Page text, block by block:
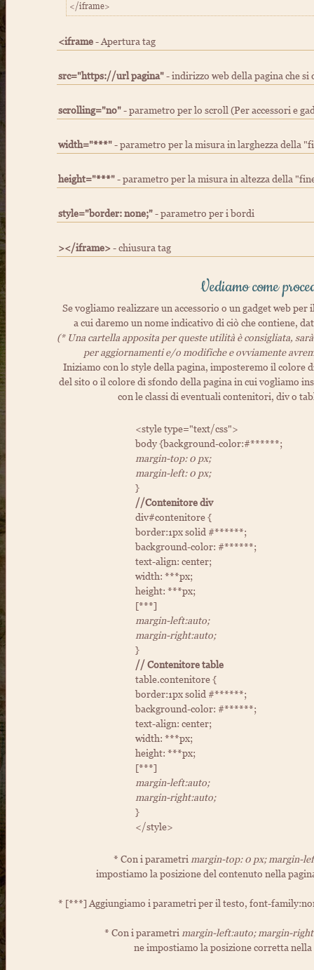
</iframe>
<iframe- Apertura tag
src="https://url pagina"- indirizzo web della pagina che si
scrolling="no"- parametro per lo scroll (Per accessori e
width="***"- parametro per la misura in larghezza della
height="***"- parametro per la misura in altezza della
style="border: none;"- parametro per i bordi
></iframe>- chiusura tag
Vediamo come
Se vogliamo realizzare un accessorio o un gadget web
a cui daremo un nome indicativo di ciò che contiene,
(* Una cartella apposita per queste utilità è consigliata,
per aggiornamenti e/o modifiche e ovviamente
Iniziamo con lo style della pagina, imposteremo il colore
del sito o il colore di sfondo della pagina in cui vogliamo
con le classi di eventuali contenitori, div o
<style type="text/css">
body {background-color:#******;
margin-top: 0 px;
margin-left: 0 px;
}
//Contenitore div
div#contenitore {
border:1px solid #******;
background-color: #******;
text-align: center;
width: ***px;
height: ***px;
[***]
margin-left:auto;
margin-right:auto;
}
// Contenitore table
table.contenitore {
border:1px solid #******;
background-color: #******;
text-align: center;
width: ***px;
height: ***px;
[***]
margin-left:auto;
margin-right:auto;
}
</style>
* Con i parametri margin-top: 0 px; margin-
impostiamo la posizione del contenuto nella
* [***] Aggiungiamo i parametri per il testo, font-
* Con i parametri margin-left:auto; margin-
ne impostiamo la posizione corretta